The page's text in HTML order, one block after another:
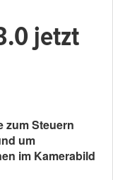
jetzt
zum Steuern
um
im Kamerabild